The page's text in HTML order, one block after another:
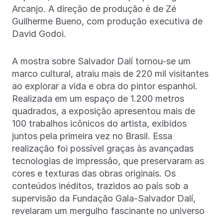
Arcanjo. A direção de produção é de Zé
Guilherme Bueno, com produção executiva de
David Godoi.
A mostra sobre Salvador Dalí tornou-se um
marco cultural, atraiu mais de 220 mil visitantes
ao explorar a vida e obra do pintor espanhol.
Realizada em um espaço de 1.200 metros
quadrados, a exposição apresentou mais de
100 trabalhos icônicos do artista, exibidos
juntos pela primeira vez no Brasil. Essa
realização foi possível graças às avançadas
tecnologias de impressão, que preservaram as
cores e texturas das obras originais. Os
conteúdos inéditos, trazidos ao país sob a
supervisão da Fundação Gala-Salvador Dalí,
revelaram um mergulho fascinante no universo